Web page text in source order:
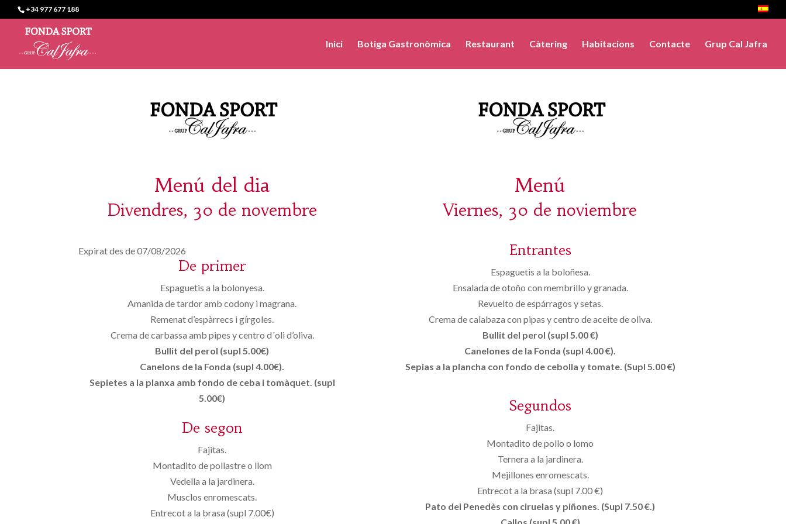
+34 977 677 188
Inici Botiga Gastronòmica Restaurant Càtering Habitacions Contacte Grup Cal Jafra
Menú del dia
Divendres, 30 de novembre
Expirat des de 07/08/2026
De primer
Espaguetis a la bolonyesa.
Amanida de tardor amb codony i magrana.
Remenat d’espàrrecs i gírgoles.
Crema de carbassa amb pipes y centro d´oli d’oliva.
Bullit del perol (supl 5.00€)
Canelons de la Fonda (supl 4.00€).
Sepietes a la planxa amb fondo de ceba i tomàquet. (supl
5.00€)
De segon
Fajitas.
Montadito de pollastre o llom
Vedella a la jardinera.
Musclos enromescats.
Entrecot a la brasa (supl 7.00€)
Menú
Viernes, 30 de noviembre
Entrantes
Espaguetis a la boloñesa.
Ensalada de otoño con membrillo y granada.
Revuelto de espárragos y setas.
Crema de calabaza con pipas y centro de aceite de oliva.
Bullit del perol (supl 5.00 €)
Canelones de la Fonda (supl 4.00 €).
Sepias a la plancha con fondo de cebolla y tomate. (Supl 5.00 €)
Segundos
Fajitas.
Montadito de pollo o lomo
Ternera a la jardinera.
Mejillones enromescats.
Entrecot a la brasa (supl 7.00 €)
Pato del Penedès con ciruelas y piñones. (Supl 7.50 €.)